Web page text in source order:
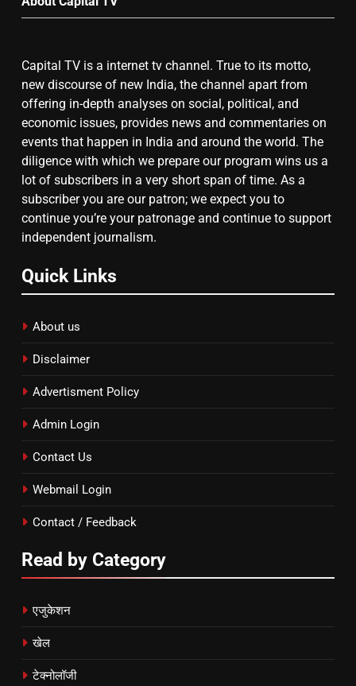
8
चुनाव से पहले लालू परिवार पर बड़ा झटका,
दिल्ली कोर्ट ने IRCTC घोटाले में आरोप
तय किए
Capital TV is a internet tv channel. True to its motto,
new discourse of new India, the channel apart from
offering in-depth analyses on social, political, and
economic issues, provides news and commentaries on
events that happen in India and around the world. The
diligence with which we prepare our program wins us a
lot of subscribers in a very short span of time. As a
subscriber you are our patron; we expect you to
continue you’re your patronage and continue to support
independent journalism.
Quick Links
About us
Disclaimer
Advertisment Policy
Admin Login
Contact Us
Webmail Login
Contact / Feedback
Read by Category
एजुकेशन
खेल
टेक्नोलॉजी